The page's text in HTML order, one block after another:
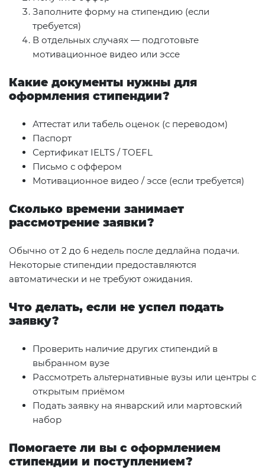
Заполните форму на стипендию (если
требуется)
В отдельных случаях — подготовьте
мотивационное видео или эссе
Какие документы нужны для
оформления стипендии?
Аттестат или табель оценок (с переводом)
Паспорт
Сертификат IELTS / TOEFL
Письмо с оффером
Мотивационное видео / эссе (если требуется)
Сколько времени занимает
рассмотрение заявки?
Обычно от 2 до 6 недель после дедлайна подачи.
Некоторые стипендии предоставляются
автоматически и не требуют ожидания.
Что делать, если не успел подать
заявку?
Проверить наличие других стипендий в
выбранном вузе
Рассмотреть альтернативные вузы или центры с
открытым приёмом
Подать заявку на январский или мартовский
набор
Помогаете ли вы с оформлением
стипендии и поступлением?